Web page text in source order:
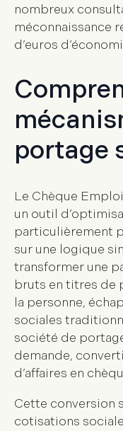
nombreux
méconnaissance
d’euros
portage
Le Chèque
un outil
particulièrement
sur une logique
transformer une
bruts en titres de
la personne,
sociales
société de
demande,
d’affaires en
Cette conversion
cotisations